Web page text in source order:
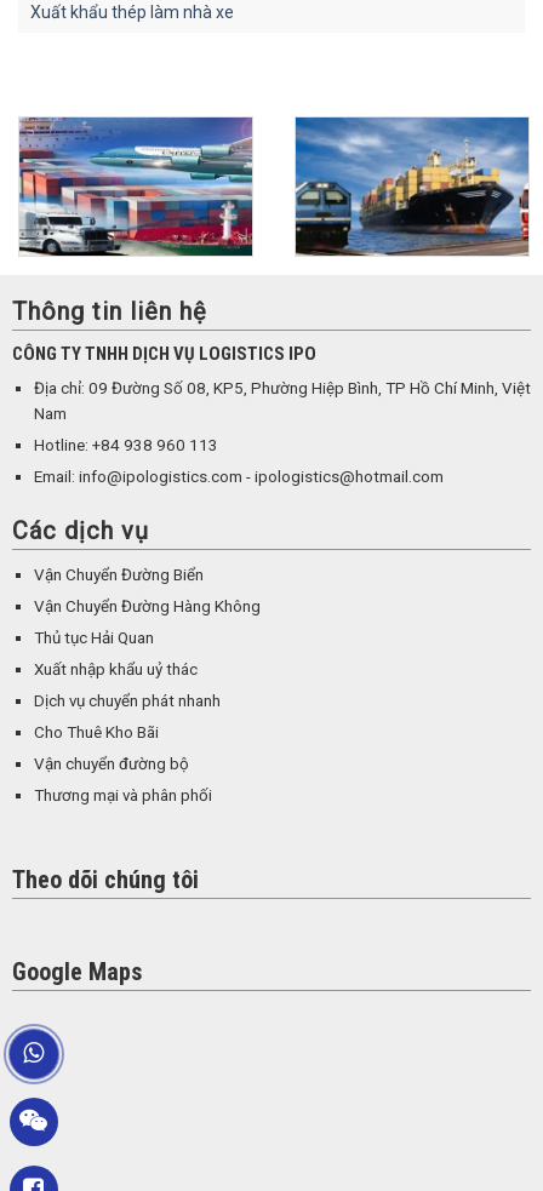
Xuất khẩu thép làm nhà xe
Thông tin liên hệ
CÔNG TY TNHH DỊCH VỤ LOGISTICS IPO
Địa chỉ: 09 Đường Số 08, KP5, Phường Hiệp Bình, TP Hồ Chí Minh, Việt
Nam
Hotline: +84 938 960 113
Email: info@ipologistics.com - ipologistics@hotmail.com
Các dịch vụ
Vận Chuyển Đường Biển
Vận Chuyển Đường Hàng Không
Thủ tục Hải Quan
Xuất nhập khẩu uỷ thác
Dịch vụ chuyển phát nhanh
Cho Thuê Kho Bãi
Vận chuyển đường bộ
Thương mại và phân phối
Theo dõi chúng tôi
Google Maps